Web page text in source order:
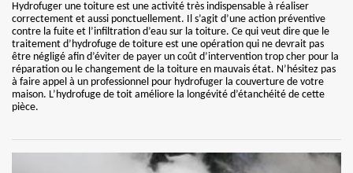
Hydrofuger une toiture est une activité très indispensable à réaliser
correctement et aussi ponctuellement. Il s’agit d’une action préventive
contre la fuite et l’infiltration d’eau sur la toiture. Ce qui veut dire que le
traitement d’hydrofuge de toiture est une opération qui ne devrait pas
être négligé afin d’éviter de payer un coût d’intervention trop cher pour la
réparation ou le changement de la toiture en mauvais état. N’hésitez pas
à faire appel à un professionnel pour hydrofuger la couverture de votre
maison. L’hydrofuge de toit améliore la longévité d’étanchéité de cette
pièce.